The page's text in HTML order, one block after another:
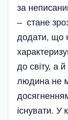
за
– стане
додати, що
до світу, а
людина не
існувати.